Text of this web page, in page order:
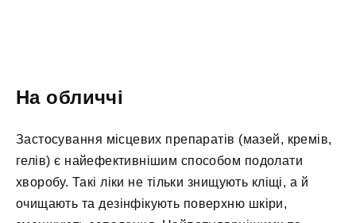
На обличчі
Застосування місцевих препаратів (мазей, кремів,
гелів) є найефективнішим способом подолати
хворобу. Такі ліки не тільки знищують кліщі, а й
очищають та дезінфікують поверхню шкіри,